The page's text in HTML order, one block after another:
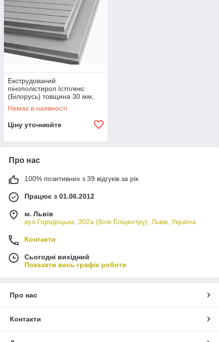
Екструдований
пінополістирол Істплекс
(Білорусь) товщина 30 мм,
лист 120*60 см
Немає в наявності
Ціну уточнюйте
Про нас
100% позитивних з 39 відгуків за рік
Працює з 01.06.2012
м. Львів
вул.Городоцька, 302а (біля Епіцентру), Львів, Україна
Контакти
Сьогодні вихідний
Показати весь графік роботи
Про нас
Контакти